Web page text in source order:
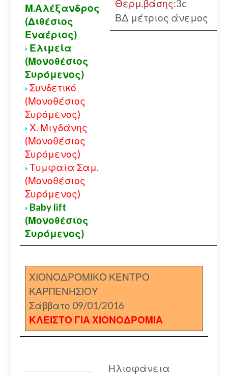
Μ.Αλέξανδρος
(Διθέσιος
Εναέριος)
Ελιμεία
(Μονοθέσιος
Συρόμενος)
Συνδετικό
(Μονοθέσιος
Συρόμενος)
Χ. Μιγδάνης
(Μονοθέσιος
Συρόμενος)
Τυμφαία Σαμ.
(Μονοθέσιος
Συρόμενος)
Baby lift
(Μονοθέσιος
Συρόμενος)
Θερμ.βάσης:3c
ΒΔ μέτριος άνεμος
ΧΙΟΝΟΔΡΟΜΙΚΟ ΚΕΝΤΡΟ
ΚΑΡΠΕΝΗΣΙΟΥ
Σάββατο 09/01/2016
ΚΛΕΙΣΤΟ ΓΙΑ ΧΙΟΝΟΔΡΟΜΙΑ
Ηλιοφάνεια